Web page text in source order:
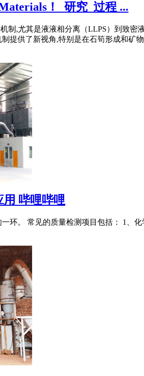
！_研究_过程 ...
制,尤其是液液相分离（LLPS）到致
提供了新视角,特别是在石筍形成和矿物
哔哩哔哩
环。 常见的质量检测项目包括： 1、